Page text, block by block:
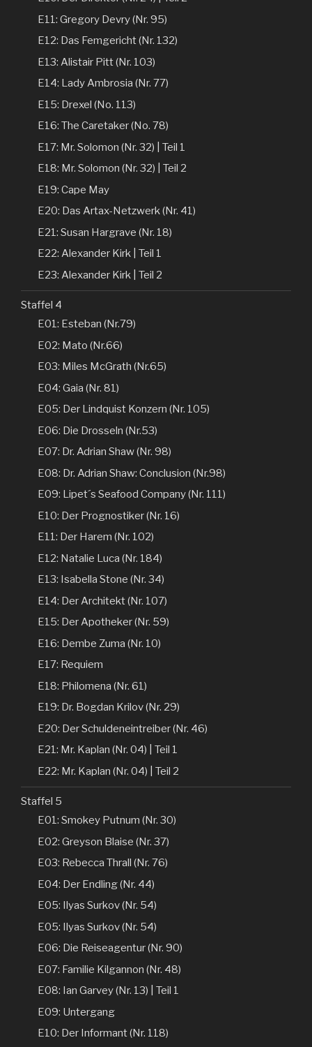
E11: Gregory Devry (Nr. 95)
E12: Das Femgericht (Nr. 132)
E13: Alistair Pitt (Nr. 103)
E14: Lady Ambrosia (Nr. 77)
E15: Drexel (No. 113)
E16: The Caretaker (No. 78)
E17: Mr. Solomon (Nr. 32) | Teil 1
E18: Mr. Solomon (Nr. 32) | Teil 2
E19: Cape May
E20: Das Artax-Netzwerk (Nr. 41)
E21: Susan Hargrave (Nr. 18)
E22: Alexander Kirk | Teil 1
E23: Alexander Kirk | Teil 2
Staffel 4
E01: Esteban (Nr.79)
E02: Mato (Nr.66)
E03: Miles McGrath (Nr.65)
E04: Gaia (Nr. 81)
E05: Der Lindquist Konzern (Nr. 105)
E06: Die Drosseln (Nr.53)
E07: Dr. Adrian Shaw (Nr. 98)
E08: Dr. Adrian Shaw: Conclusion (Nr.98)
E09: Lipet´s Seafood Company (Nr. 111)
E10: Der Prognostiker (Nr. 16)
E11: Der Harem (Nr. 102)
E12: Natalie Luca (Nr. 184)
E13: Isabella Stone (Nr. 34)
E14: Der Architekt (Nr. 107)
E15: Der Apotheker (Nr. 59)
E16: Dembe Zuma (Nr. 10)
E17: Requiem
E18: Philomena (Nr. 61)
E19: Dr. Bogdan Krilov (Nr. 29)
E20: Der Schuldeneintreiber (Nr. 46)
E21: Mr. Kaplan (Nr. 04) | Teil 1
E22: Mr. Kaplan (Nr. 04) | Teil 2
Staffel 5
E01: Smokey Putnum (Nr. 30)
E02: Greyson Blaise (Nr. 37)
E03: Rebecca Thrall (Nr. 76)
E04: Der Endling (Nr. 44)
E05: Ilyas Surkov (Nr. 54)
E05: Ilyas Surkov (Nr. 54)
E06: Die Reiseagentur (Nr. 90)
E07: Familie Kilgannon (Nr. 48)
E08: Ian Garvey (Nr. 13) | Teil 1
E09: Untergang
E10: Der Informant (Nr. 118)